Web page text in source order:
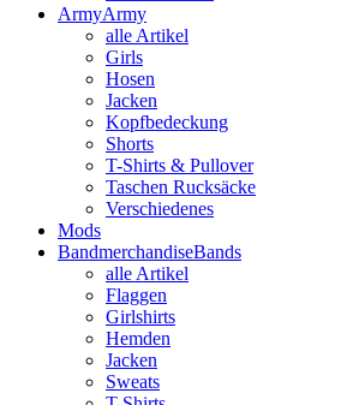
ArmyArmy
alle Artikel
Girls
Hosen
Jacken
Kopfbedeckung
Shorts
T-Shirts & Pullover
Taschen Rucksäcke
Verschiedenes
Mods
BandmerchandiseBands
alle Artikel
Flaggen
Girlshirts
Hemden
Jacken
Sweats